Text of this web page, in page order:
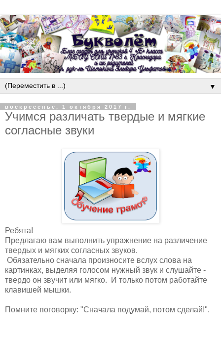
▼
воскресенье, 1 октября 2017 г.
Учимся различать твердые и мягкие
согласные звуки
Ребята!
Предлагаю вам выполнить упражнение на различение
твердых и мягких согласных звуков.
Обязательно сначала произносите вслух слова на
картинках, выделяя голосом нужный звук и слушайте -
твердо он звучит или мягко. И только потом работайте
клавишей мышки.
Помните поговорку: "Сначала подумай, потом сделай!".